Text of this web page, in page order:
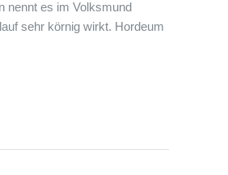
nennt es im Volksmund
sehr körnig wirkt. Hordeum